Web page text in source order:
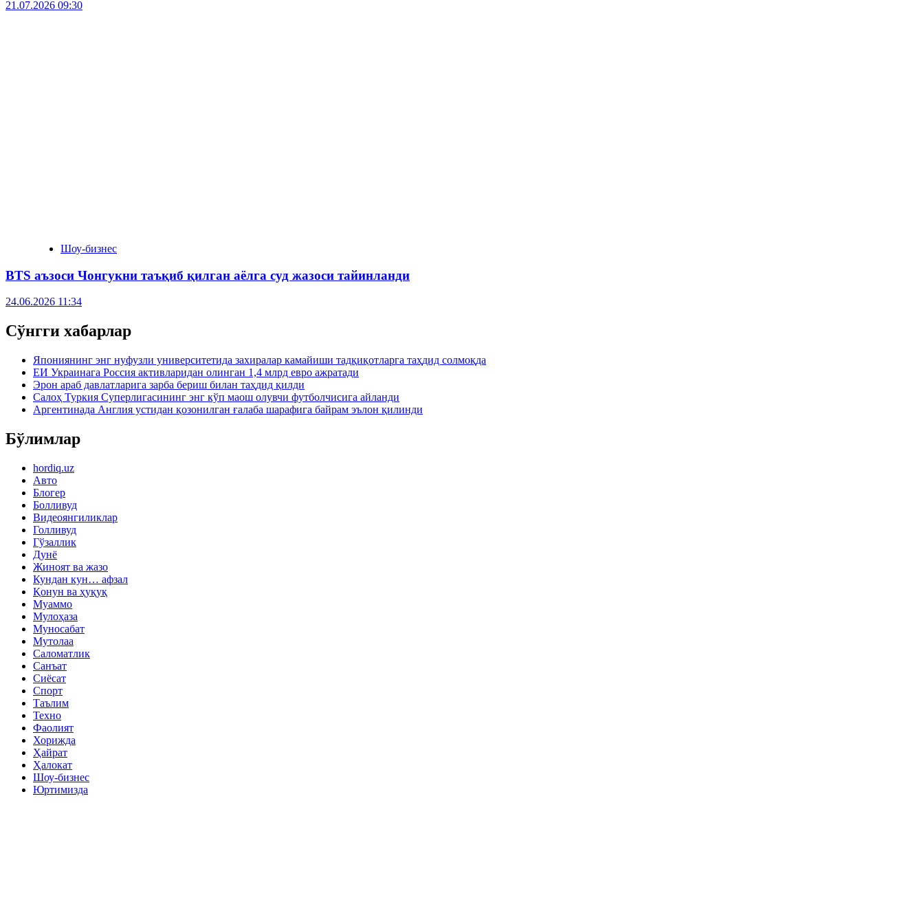
21.07.2026 09:30
Шоу-бизнес
BTS аъзоси Чонгукни таъқиб қилган аёлга суд жазоси тайинланди
24.06.2026 11:34
Сўнгги хабарлар
Япониянинг энг нуфузли университетида захиралар камайиши тадқиқотларга таҳдид солмоқда
ЕИ Украинага Россия активларидан олинган 1,4 млрд евро ажратади
Эрон араб давлатларига зарба бериш билан таҳдид қилди
Салоҳ Туркия Суперлигасининг энг кўп маош олувчи футболчисига айланди
Аргентинада Англия устидан қозонилган ғалаба шарафига байрам эълон қилинди
Бўлимлар
hordiq.uz
Авто
Блогер
Болливуд
Видеоянгиликлар
Голливуд
Гўзаллик
Дунё
Жиноят ва жазо
Кундан кун… афзал
Қонун ва ҳуқуқ
Муаммо
Мулоҳаза
Муносабат
Мутолаа
Саломатлик
Санъат
Сиёсат
Спорт
Таълим
Техно
Фаолият
Хорижда
Ҳайрат
Ҳалокат
Шоу-бизнес
Юртимизда